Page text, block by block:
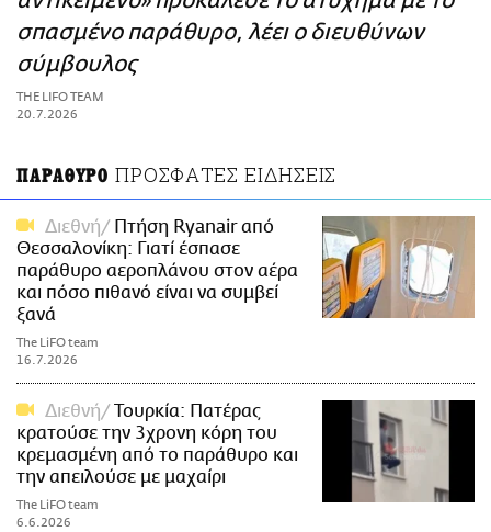
ΑΜΠΑ
PRINT
σπασμένο παράθυρο, λέει ο διευθύνων
σύμβουλος
THE LIFO TEAM
20.7.2026
ΠΑΡΑΘΥΡΟ ΠΡΟΣΦΑΤΕΣ ΕΙΔΗΣΕΙΣ
Διεθνή
Πτήση Ryanair από
Θεσσαλονίκη: Γιατί έσπασε
παράθυρο αεροπλάνου στον αέρα
και πόσο πιθανό είναι να συμβεί
ξανά
The LiFO team
16.7.2026
Διεθνή
Τουρκία: Πατέρας
κρατούσε την 3χρονη κόρη του
κρεμασμένη από το παράθυρο και
την απειλούσε με μαχαίρι
The LiFO team
6.6.2026